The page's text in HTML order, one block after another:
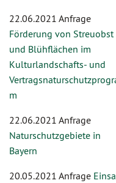
22.06.2021 Anfrage
Förderung von Streuobst
und Blühflächen im
Kulturlandschafts- und
m
22.06.2021 Anfrage
Naturschutzgebiete in
Bayern
20.05.2021 Anfrage